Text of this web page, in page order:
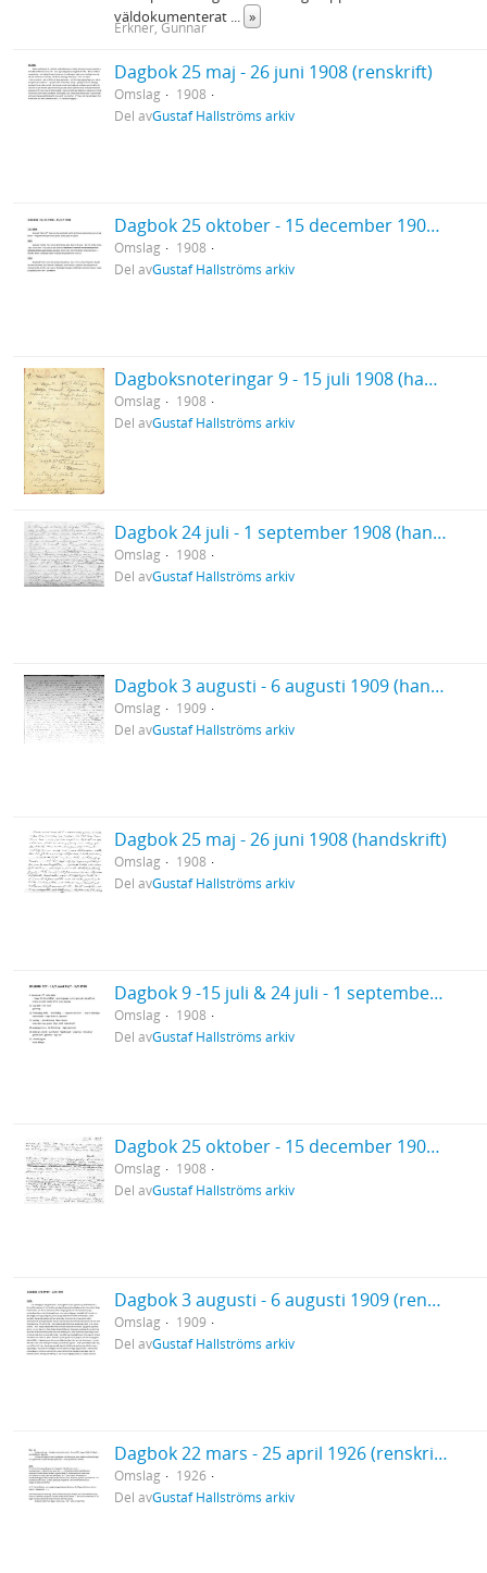
väldokumenterat ... »
Erkner, Gunnar
Dagbok 25 maj - 26 juni 1908 (renskrift)
Omslag
1908
Del avGustaf Hallströms arkiv
Dagbok 25 oktober - 15 december 1908 (renskrift)
Omslag
1908
Del avGustaf Hallströms arkiv
Dagboksnoteringar 9 - 15 juli 1908 (handskrift)
Omslag
1908
Del avGustaf Hallströms arkiv
Dagbok 24 juli - 1 september 1908 (handskrift)
Omslag
1908
Del avGustaf Hallströms arkiv
Dagbok 3 augusti - 6 augusti 1909 (handskrift)
Omslag
1909
Del avGustaf Hallströms arkiv
Dagbok 25 maj - 26 juni 1908 (handskrift)
Omslag
1908
Del avGustaf Hallströms arkiv
Dagbok 9 -15 juli & 24 juli - 1 september 1908 (renskrift)
Omslag
1908
Del avGustaf Hallströms arkiv
Dagbok 25 oktober - 15 december 1908 (handskrift)
Omslag
1908
Del avGustaf Hallströms arkiv
Dagbok 3 augusti - 6 augusti 1909 (renskrift)
Omslag
1909
Del avGustaf Hallströms arkiv
Dagbok 22 mars - 25 april 1926 (renskrift) (Vårresan)
Omslag
1926
Del avGustaf Hallströms arkiv